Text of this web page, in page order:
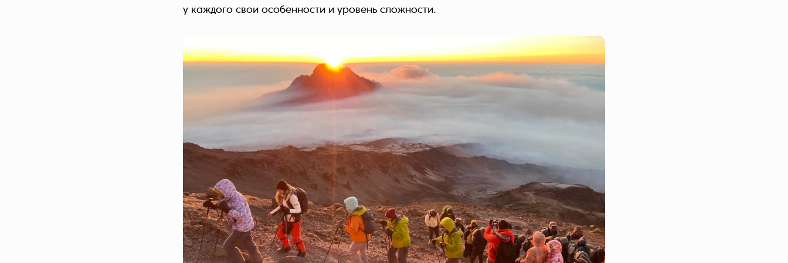
у каждого свои особенности и уровень сложности.